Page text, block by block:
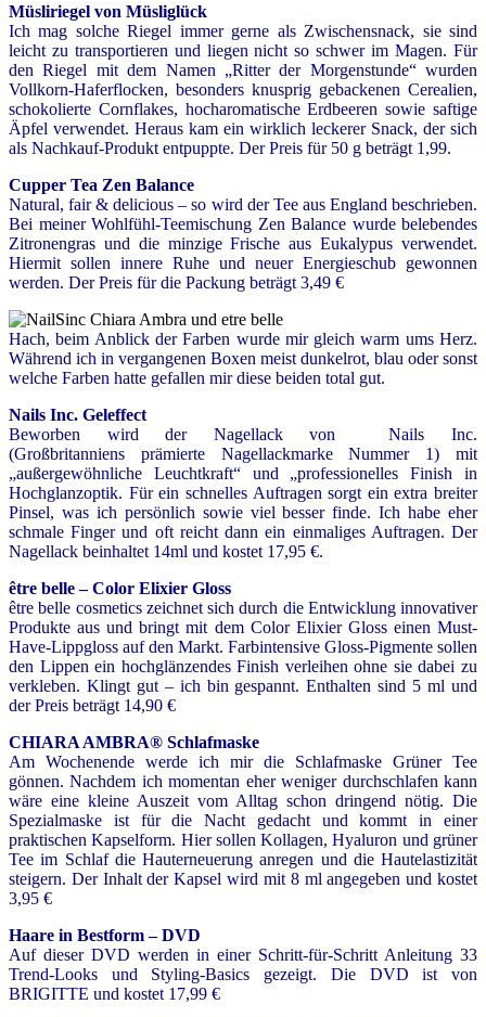
Müsliriegel von Müsliglück
Ich mag solche Riegel immer gerne als Zwischensnack, sie sind
leicht zu transportieren und liegen nicht so schwer im Magen. Für
den Riegel mit dem Namen „Ritter der Morgenstunde“ wurden
Vollkorn-Haferflocken, besonders knusprig gebackenen Cerealien,
schokolierte Cornflakes, hocharomatische Erdbeeren sowie saftige
Äpfel verwendet. Heraus kam ein wirklich leckerer Snack, der sich
als Nachkauf-Produkt entpuppte. Der Preis für 50 g beträgt 1,99.
Cupper Tea Zen Balance
Natural, fair & delicious – so wird der Tee aus England beschrieben.
Bei meiner Wohlfühl-Teemischung Zen Balance wurde belebendes
Zitronengras und die minzige Frische aus Eukalypus verwendet.
Hiermit sollen innere Ruhe und neuer Energieschub gewonnen
werden. Der Preis für die Packung beträgt 3,49 €
Hach, beim Anblick der Farben wurde mir gleich warm ums Herz.
Während ich in vergangenen Boxen meist dunkelrot, blau oder sonst
welche Farben hatte gefallen mir diese beiden total gut.
Nails Inc. Geleffect
Beworben wird der Nagellack von Nails Inc.
(Großbritanniens prämierte Nagellackmarke Nummer 1) mit
„außergewöhnliche Leuchtkraft“ und „professionelles Finish in
Hochglanzoptik. Für ein schnelles Auftragen sorgt ein extra breiter
Pinsel, was ich persönlich sowie viel besser finde. Ich habe eher
schmale Finger und oft reicht dann ein einmaliges Auftragen. Der
Nagellack beinhaltet 14ml und kostet 17,95 €.
être belle–Color Elixier Gloss
être belle cosmetics zeichnet sich durch die Entwicklung innovativer
Produkte aus und bringt mit dem Color Elixier Gloss einen Must-
Have-Lippgloss auf den Markt. Farbintensive Gloss-Pigmente sollen
den Lippen ein hochglänzendes Finish verleihen ohne sie dabei zu
verkleben. Klingt gut – ich bin gespannt. Enthalten sind 5 ml und
der Preis beträgt 14,90 €
CHIARA AMBRA® Schlafmaske
Am Wochenende werde ich mir die Schlafmaske Grüner Tee
gönnen. Nachdem ich momentan eher weniger durchschlafen kann
wäre eine kleine Auszeit vom Alltag schon dringend nötig. Die
Spezialmaske ist für die Nacht gedacht und kommt in einer
praktischen Kapselform. Hier sollen Kollagen, Hyaluron und grüner
Tee im Schlaf die Hauterneuerung anregen und die Hautelastizität
steigern. Der Inhalt der Kapsel wird mit 8 ml angegeben und kostet
3,95 €
Haare in Bestform – DVD
Auf dieser DVD werden in einer Schritt-für-Schritt Anleitung 33
Trend-Looks und Styling-Basics gezeigt. Die DVD ist von
BRIGITTE und kostet 17,99 €